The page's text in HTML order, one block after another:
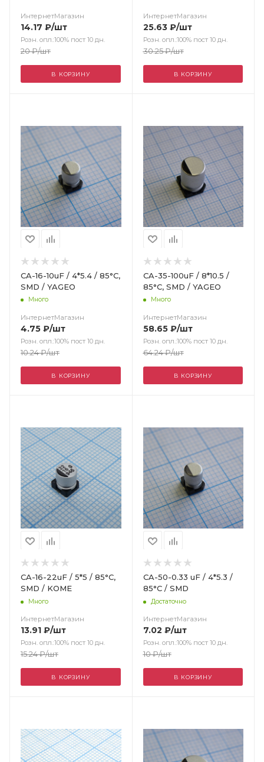
ИнтернетМагазин
14.17 ₽/шт
Розн. опл.:100% пост 10 дн.
20₽/шт
В КОРЗИНУ
ИнтернетМагазин
25.63₽/шт
Розн. опл.:100% пост 10 дн.
30.25₽/шт
В КОРЗИНУ
CA-16-10uF / 4*5.4 / 85°C,
SMD / YAGEO
Много
ИнтернетМагазин
4.75 ₽/шт
Розн. опл.:100% пост 10 дн.
10.24₽/шт
В КОРЗИНУ
CA-35-100uF / 8*10.5 /
85°C, SMD / YAGEO
Много
ИнтернетМагазин
58.65₽/шт
Розн. опл.:100% пост 10 дн.
64.24₽/шт
В КОРЗИНУ
CA-16-22uF / 5*5 / 85°C,
SMD / KOME
Много
ИнтернетМагазин
13.91 ₽/шт
Розн. опл.:100% пост 10 дн.
15.24₽/шт
В КОРЗИНУ
CA-50-0.33 uF / 4*5.3 /
85°C / SMD
Достаточно
ИнтернетМагазин
7.02 ₽/шт
Розн. опл.:100% пост 10 дн.
10₽/шт
В КОРЗИНУ